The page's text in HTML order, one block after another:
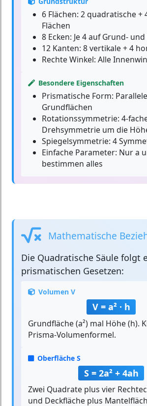
6 Flächen: 2 quadratische +
Flächen
8 Ecken: Je 4 auf Grund-
12 Kanten: 8 vertikale + 4
Rechte Winkel: Alle
Besondere Eigenschaften
Prismatische Form:
Grundflächen
Rotationssymmetrie: 4-
Drehsymmetrie um die
Spiegelsymmetrie: 4
Einfache Parameter: Nur a
bestimmen alles
Mathematische
Die Quadratische Säule folgt
prismatischen Gesetzen:
Volumen V
V = a² · h
Grundfläche (a²) mal Höhe (h).
Prisma-Volumenformel.
Oberfläche S
S = 2a² + 4ah
Zwei Quadrate plus vier
und Deckfläche plus